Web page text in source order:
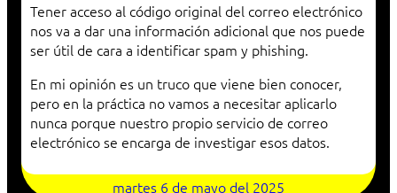
Tener acceso al código original del correo electrónico
nos va a dar una información adicional que nos puede
ser útil de cara a identificar spam y phishing.
En mi opinión es un truco que viene bien conocer,
pero en la práctica no vamos a necesitar aplicarlo
nunca porque nuestro propio servicio de correo
electrónico se encarga de investigar esos datos.
martes 6 de mayo del 2025